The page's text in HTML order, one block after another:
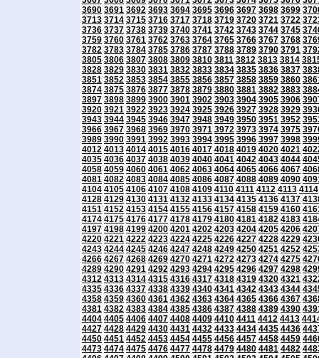
3690 3691 3692 3693 3694 3695 3696 3697 3698 3699
3713 3714 3715 3716 3717 3718 3719 3720 3721 3722
3736 3737 3738 3739 3740 3741 3742 3743 3744 3745
3759 3760 3761 3762 3763 3764 3765 3766 3767 3768
3782 3783 3784 3785 3786 3787 3788 3789 3790 3791
3805 3806 3807 3808 3809 3810 3811 3812 3813 3814
3828 3829 3830 3831 3832 3833 3834 3835 3836 3837
3851 3852 3853 3854 3855 3856 3857 3858 3859 3860
3874 3875 3876 3877 3878 3879 3880 3881 3882 3883
3897 3898 3899 3900 3901 3902 3903 3904 3905 3906
3920 3921 3922 3923 3924 3925 3926 3927 3928 3929
3943 3944 3945 3946 3947 3948 3949 3950 3951 3952
3966 3967 3968 3969 3970 3971 3972 3973 3974 3975
3989 3990 3991 3992 3993 3994 3995 3996 3997 3998
4012 4013 4014 4015 4016 4017 4018 4019 4020 4021
4035 4036 4037 4038 4039 4040 4041 4042 4043 4044
4058 4059 4060 4061 4062 4063 4064 4065 4066 4067
4081 4082 4083 4084 4085 4086 4087 4088 4089 4090
4104 4105 4106 4107 4108 4109 4110 4111 4112 4113 4114
4128 4129 4130 4131 4132 4133 4134 4135 4136 4137
4151 4152 4153 4154 4155 4156 4157 4158 4159 4160
4174 4175 4176 4177 4178 4179 4180 4181 4182 4183
4197 4198 4199 4200 4201 4202 4203 4204 4205 4206
4220 4221 4222 4223 4224 4225 4226 4227 4228 4229
4243 4244 4245 4246 4247 4248 4249 4250 4251 4252
4266 4267 4268 4269 4270 4271 4272 4273 4274 4275
4289 4290 4291 4292 4293 4294 4295 4296 4297 4298
4312 4313 4314 4315 4316 4317 4318 4319 4320 4321
4335 4336 4337 4338 4339 4340 4341 4342 4343 4344
4358 4359 4360 4361 4362 4363 4364 4365 4366 4367
4381 4382 4383 4384 4385 4386 4387 4388 4389 4390
4404 4405 4406 4407 4408 4409 4410 4411 4412 4413
4427 4428 4429 4430 4431 4432 4433 4434 4435 4436
4450 4451 4452 4453 4454 4455 4456 4457 4458 4459
4473 4474 4475 4476 4477 4478 4479 4480 4481 4482